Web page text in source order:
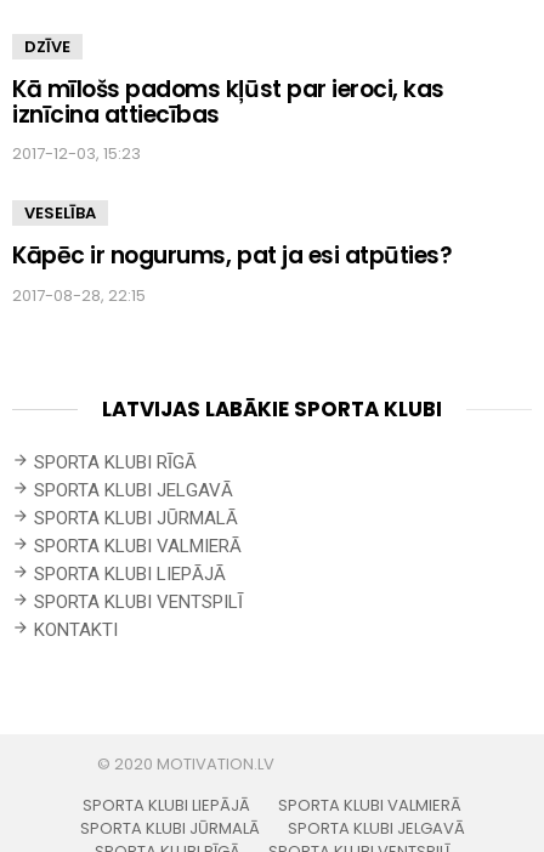
DZĪVE
Kā mīlošs padoms kļūst par ieroci, kas
iznīcina attiecības
2017-12-03, 15:23
VESELĪBA
Kāpēc ir nogurums, pat ja esi atpūties?
2017-08-28, 22:15
LATVIJAS LABĀKIE SPORTA KLUBI
SPORTA KLUBI RĪGĀ
SPORTA KLUBI JELGAVĀ
SPORTA KLUBI JŪRMALĀ
SPORTA KLUBI VALMIERĀ
SPORTA KLUBI LIEPĀJĀ
SPORTA KLUBI VENTSPILĪ
KONTAKTI
SPORTA KLUBI LIEPĀJĀ
SPORTA KLUBI VALMIERĀ
SPORTA KLUBI JŪRMALĀ
SPORTA KLUBI JELGAVĀ